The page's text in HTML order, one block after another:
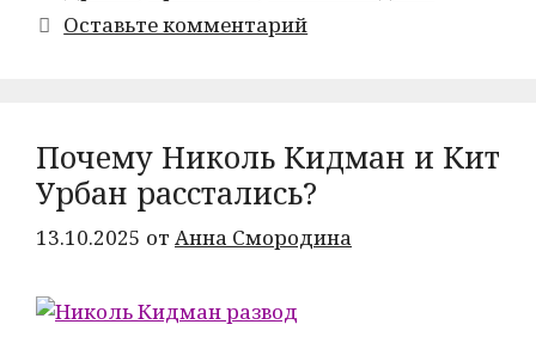
Оставьте комментарий
Почему Николь Кидман и Кит
Урбан расстались?
13.10.2025 от Анна Смородина